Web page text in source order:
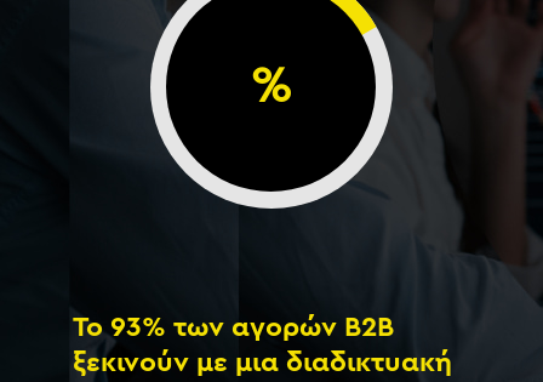
%
Το 93% των αγορών B2B
ξεκινούν με μια διαδικτυακή